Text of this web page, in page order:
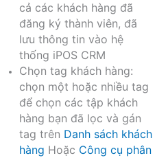
cả các khách hàng đã
đăng ký thành viên, đã
lưu thông tin vào hệ
thống iPOS CRM
Chọn tag khách hàng:
chọn một hoặc nhiều tag
để chọn các tập khách
hàng bạn đã lọc và gán
tag trên Danh sách khách
hàng Hoặc Công cụ phân